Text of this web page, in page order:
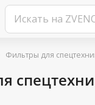
Фильтры для